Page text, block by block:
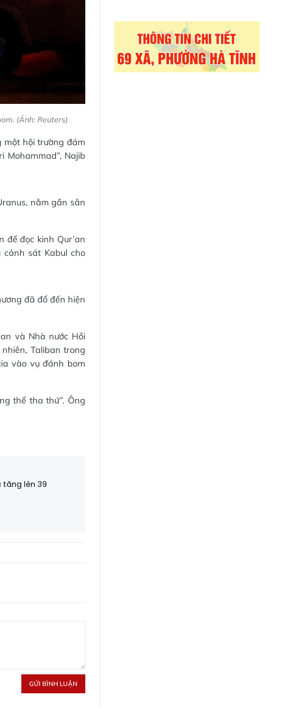
(Ảnh: Reuters)
một hội trường đám
Najib
nằm gần sân
đọc kinh Qur’an
cảnh sát Kabul cho
đã đổ đến hiện
và Nhà nước Hồi
Taliban trong
vào vụ đánh bom
thể tha thứ”. Ông
lên 39
GỬI BÌNH LUẬN